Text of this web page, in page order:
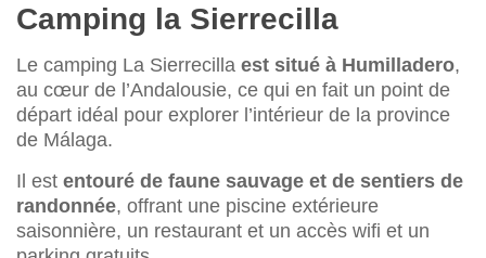
Camping la Sierrecilla
Le camping La Sierrecilla est situé à Humilladero,
au cœur de l’Andalousie, ce qui en fait un point de
départ idéal pour explorer l’intérieur de la province
de Málaga.
Il est entouré de faune sauvage et de sentiers de
randonnée, offrant une piscine extérieure
saisonnière, un restaurant et un accès wifi et un